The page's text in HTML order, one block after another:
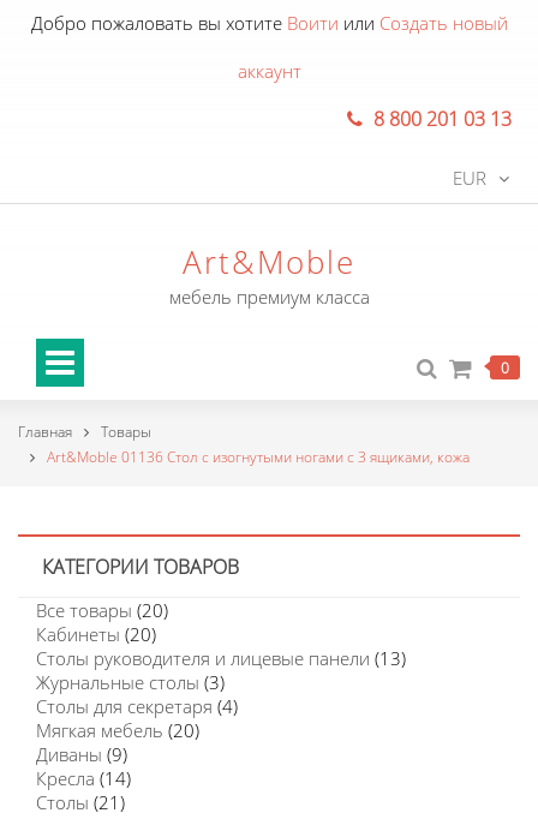
Добро пожаловать вы хотите Воити или Создать новый
аккаунт
8 800 201 03 13
EUR
Art&Moble
мебель премиум класса
0
Главная
Товары
Art&Moble 01136 Стол с изогнутыми ногами с 3 ящиками, кожа
КАТЕГОРИИ ТОВАРОВ
Все товары (20)
Кабинеты (20)
Столы руководителя и лицевые панели (13)
Журнальные столы (3)
Столы для секретаря (4)
Мягкая мебель (20)
Диваны (9)
Кресла (14)
Столы (21)